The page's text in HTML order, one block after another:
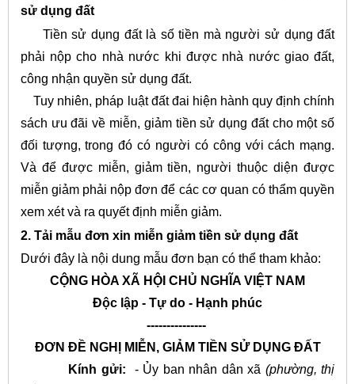
sử dụng đất
Tiền sử dụng đất là số tiền mà người sử dụng đất
phải nộp cho nhà nước khi được nhà nước giao đất,
công nhận quyền sử dụng đất.
Tuy nhiên, pháp luật đất đai hiện hành quy định chính
sách ưu đãi về miễn, giảm tiền sử dụng đất cho một số
đối tượng, trong đó có người có công với cách mạng.
Và để được miễn, giảm tiền, người thuộc diện được
miễn giảm phải nộp đơn để các cơ quan có thẩm quyền
xem xét và ra quyết định miễn giảm.
2. Tải mẫu đơn xin miễn giảm tiền sử dụng đất
Dưới đây là nội dung mẫu đơn bạn có thể tham khảo:
CỘNG HÒA XÃ HỘI CHỦ NGHĨA VIỆT NAM
Độc lập - Tự do - Hạnh phúc
---------------
ĐƠN ĐỀ NGHỊ MIỄN, GIẢM TIỀN SỬ DỤNG ĐẤT
Kính gửi:
- Ủy ban nhân dân xã (phường, thị